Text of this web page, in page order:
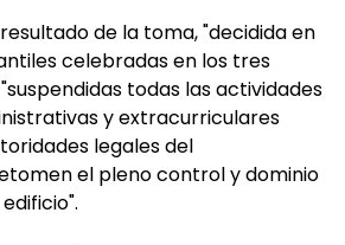
de la toma, "decidida en
celebradas en los tres
todas las actividades
y extracurriculares
legales del
el pleno control y dominio